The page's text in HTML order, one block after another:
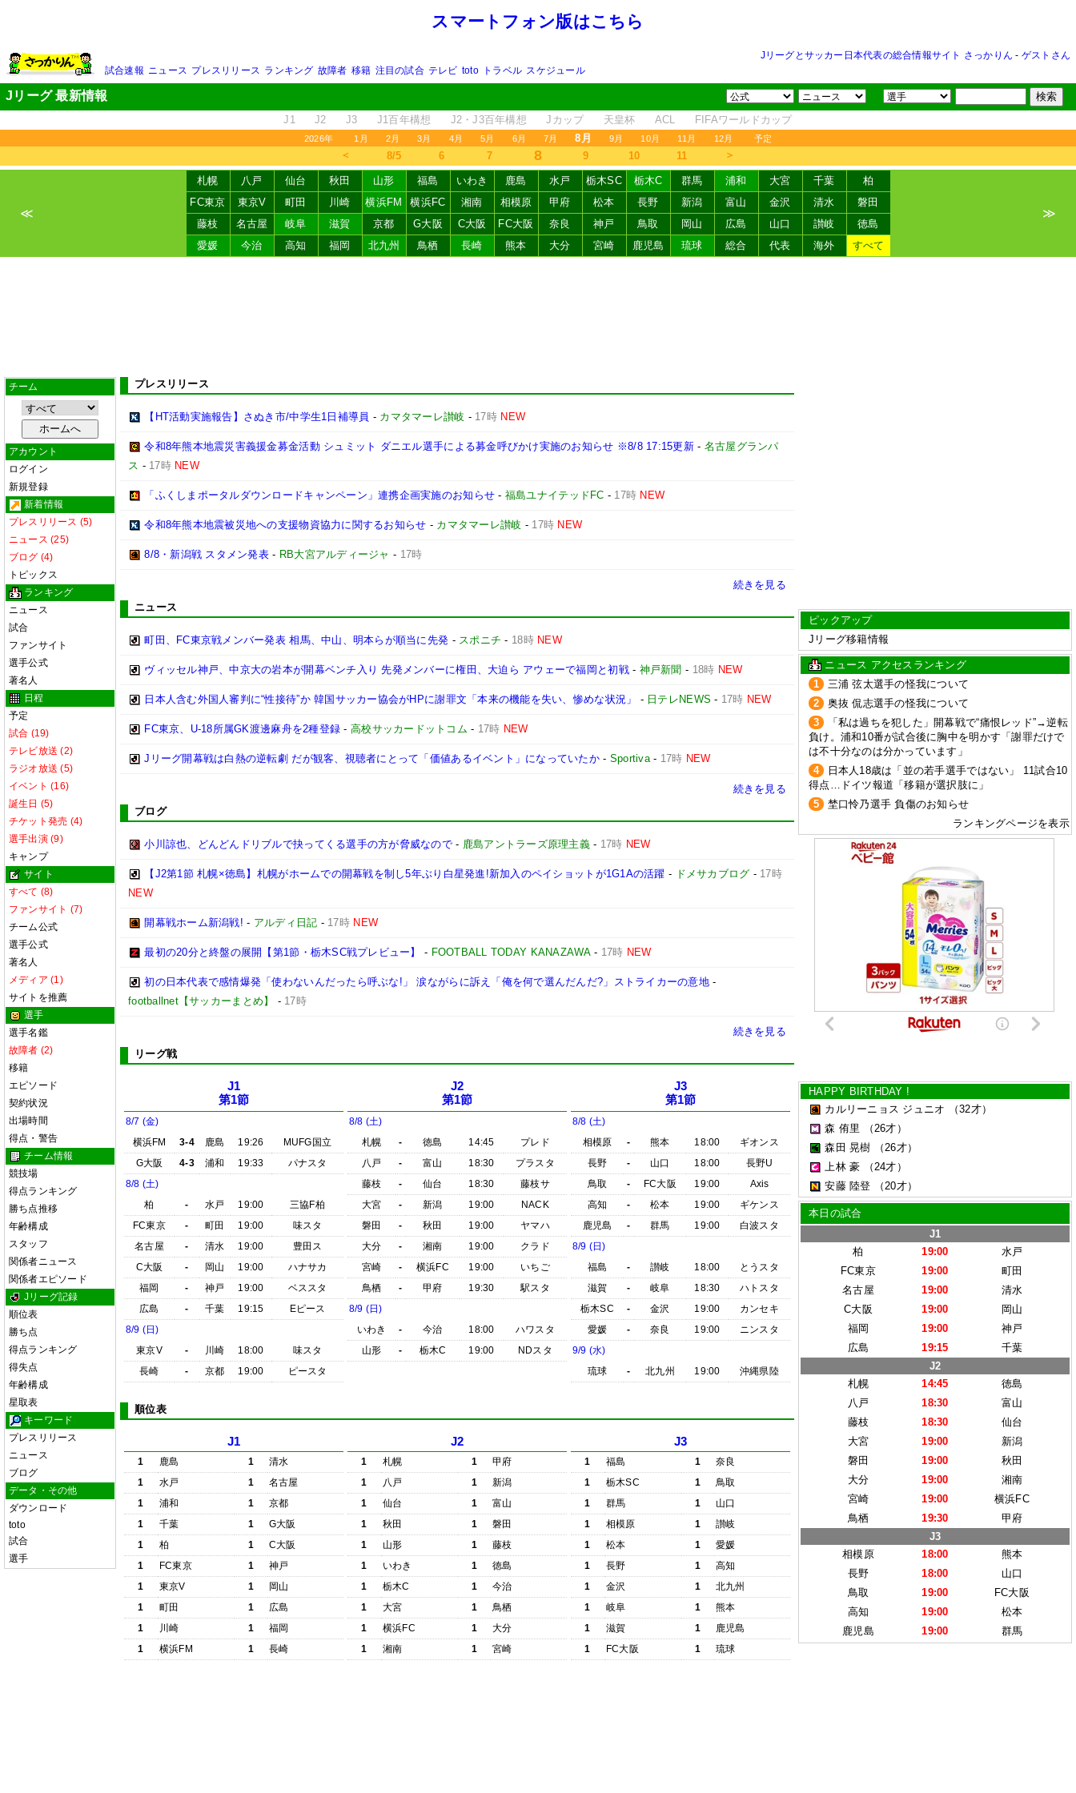
スマートフォン版はこちら
Jリーグとサッカー日本代表の総合情報サイト さっかりん - ゲストさん
試合速報 ニュース プレスリリース ランキング 故障者 移籍 注目の試合 テレビ toto トラベル スケジュール
Jリーグ 最新情報
J1 J2 J3 J1百年構想 J2・J3百年構想 Jカップ 天皇杯 ACL FIFAワールドカップ
2026年 1月 2月 3月 4月 5月 6月 7月 8月 9月 10月 11月 12月 予定
＜ 8/5 6 7 8 9 10 11 ＞
≪
札幌 八戸 仙台 秋田 山形 福島 いわき 鹿島 水戸 栃木SC 栃木C 群馬 浦和 大宮 千葉
柏
FC東京
東京V 町田 川崎 横浜FM 横浜FC 湘南 相模原 甲府 松本 長野 新潟 富山 金沢 清水
磐田
藤枝
名古屋 岐阜 滋賀 京都 G大阪 C大阪 FC大阪 奈良 神戸 鳥取 岡山 広島 山口 讃岐
徳島
愛媛
今治 高知 福岡 北九州 鳥栖 長崎 熊本 大分 宮崎 鹿児島 琉球 総合 代表 海外 すべて
≫
チーム
アカウント
ログイン
新規登録
新着情報
プレスリリース (5)
ニュース (25)
ブログ (4)
トピックス
ランキング
ニュース
試合
ファンサイト
選手公式
著名人
日程
予定
試合 (19)
テレビ放送 (2)
ラジオ放送 (5)
イベント (16)
誕生日 (5)
チケット発売 (4)
選手出演 (9)
キャンプ
サイト
すべて (8)
ファンサイト (7)
チーム公式
選手公式
著名人
メディア (1)
サイトを推薦
選手
選手名鑑
故障者 (2)
移籍
エピソード
契約状況
出場時間
得点・警告
チーム情報
競技場
得点ランキング
勝ち点推移
年齢構成
スタッフ
関係者ニュース
関係者エピソード
Jリーグ記録
順位表
勝ち点
得点ランキング
得失点
年齢構成
星取表
キーワード
プレスリリース
ニュース
ブログ
データ・その他
ダウンロード
toto
試合
選手
プレスリリース
【HT活動実施報告】さぬき市/中学生1日補導員 - カマタマーレ讃岐 - 17時 NEW
令和8年熊本地震災害義援金募金活動 シュミット ダニエル選手による募金呼びかけ実施のお知らせ ※8/8 17:15更新 - 名古屋グランパ
ス - 17時 NEW
「ふくしまポータルダウンロードキャンペーン」連携企画実施のお知らせ - 福島ユナイテッドFC - 17時 NEW
令和8年熊本地震被災地への支援物資協力に関するお知らせ - カマタマーレ讃岐 - 17時 NEW
8/8・新潟戦 スタメン発表 - RB大宮アルディージャ - 17時
続きを見る
ニュース
町田、FC東京戦メンバー発表 相馬、中山、明本らが順当に先発 - スポニチ - 18時 NEW
ヴィッセル神戸、中京大の岩本が開幕ベンチ入り 先発メンバーに権田、大迫ら アウェーで福岡と初戦- 神戸新聞 - 18時 NEW
日本人含む外国人審判に“性接待”か 韓国サッカー協会がHPに謝罪文「本来の機能を失い、惨めな状況」 - 日テレNEWS - 17時 NEW
FC東京、U-18所属GK渡邊麻舟を2種登録 - 高校サッカードットコム - 17時 NEW
Jリーグ開幕戦は白熱の逆転劇 だが観客、視聴者にとって「価値あるイベント」になっていたか - Sportiva- 17時 NEW
続きを見る
ブログ
小川諒也、どんどんドリブルで抉ってくる選手の方が脅威なので - 鹿島アントラーズ原理主義 - 17時 NEW
【J2第1節 札幌×徳島】札幌がホームでの開幕戦を制し5年ぶり白星発進!新加入のペイショットが1G1Aの活躍 - ドメサカブログ - 17時
NEW
開幕戦ホーム新潟戦! - アルディ日記 - 17時 NEW
最初の20分と終盤の展開【第1節・栃木SC戦プレビュー】 - FOOTBALL TODAY KANAZAWA- 17時 NEW
初の日本代表で感情爆発「使わないんだったら呼ぶな!」 涙ながらに訴え「俺を何で選んだんだ?」ストライカーの意地-
footballnet【サッカーまとめ】
- 17時
続きを見る
リーグ戦
J1
第1節
8/7 (金)
横浜FM
3-4 鹿島 19:26
MUFG国立
G大阪
4-3 浦和 19:33
パナスタ
8/8 (土)
柏
- 水戸 19:00
三協F柏
FC東京
- 町田 19:00
味スタ
名古屋
- 清水 19:00
豊田ス
C大阪
- 岡山 19:00
ハナサカ
福岡
- 神戸 19:00
ベススタ
広島
- 千葉 19:15
Eピース
8/9 (日)
東京V
- 川崎 18:00
味スタ
長崎
- 京都 19:00 ピースタ
J2
第1節
8/8 (土)
札幌
- 徳島 14:45
プレド
八戸
- 富山 18:30
プラスタ
藤枝
- 仙台 18:30
藤枝サ
大宮
- 新潟 19:00
NACK
磐田
- 秋田 19:00
ヤマハ
大分
- 湘南 19:00
クラド
宮崎
- 横浜FC 19:00
いちご
鳥栖
- 甲府 19:30
駅スタ
8/9 (日)
いわき
- 今治 18:00
ハワスタ
山形
- 栃木C 19:00 NDスタ
J3
第1節
8/8 (土)
相模原
- 熊本 18:00
ギオンス
長野
- 山口 18:00
長野U
鳥取
- FC大阪 19:00
Axis
高知
- 松本 19:00
ギケンス
鹿児島
- 群馬 19:00
白波スタ
8/9 (日)
福島
- 讃岐 18:00
とうスタ
滋賀
- 岐阜 18:30
ハトスタ
栃木SC
- 金沢 19:00
カンセキ
愛媛
- 奈良 19:00
ニンスタ
9/9 (水)
琉球
- 北九州 19:00 沖縄県陸
順位表
J1
1 鹿島 1
清水
1
水戸 1
名古屋
1
浦和 1
京都
1
千葉 1
G大阪
1
柏 1
C大阪
1
FC東京 1
神戸
1
東京V 1
岡山
1
町田 1
広島
1
川崎 1
福岡
1
横浜FM 1 長崎
J2
1 札幌 1
甲府
1
八戸 1
新潟
1
仙台 1
富山
1
秋田 1
磐田
1
山形 1
藤枝
1
いわき 1
徳島
1
栃木C 1
今治
1
大宮 1
鳥栖
1
横浜FC 1
大分
1
湘南 1 宮崎
J3
1 福島 1
奈良
1
栃木SC 1
鳥取
1
群馬 1
山口
1
相模原 1
讃岐
1
松本 1
愛媛
1
長野 1
高知
1
金沢 1
北九州
1
岐阜 1
熊本
1
滋賀 1
鹿児島
1
FC大阪 1 琉球
ピックアップ
Jリーグ移籍情報
ニュース アクセスランキング
1
三浦 弦太選手の怪我について
2
奥抜 侃志選手の怪我について
3
「私は過ちを犯した」開幕戦で“痛恨レッド”→逆転
負け。浦和10番が試合後に胸中を明かす「謝罪だけで
は不十分なのは分かっています」
4
日本人18歳は「並の若手選手ではない」 11試合10
得点…ドイツ報道「移籍が選択肢に」
5
埜口怜乃選手 負傷のお知らせ
ランキングページを表示
HAPPY BIRTHDAY !
カルリーニョス ジュニオ
（32才）
森 侑里
（26才）
森田 晃樹
（26才）
上林 豪
（24才）
安藤 陸登
（20才）
本日の試合
J1
柏
19:00
水戸
FC東京
19:00
町田
名古屋
19:00
清水
C大阪
19:00
岡山
福岡
19:00
神戸
広島
19:15
千葉
J2
札幌
14:45
徳島
八戸
18:30
富山
藤枝
18:30
仙台
大宮
19:00
新潟
磐田
19:00
秋田
大分
19:00
湘南
宮崎
19:00
横浜FC
鳥栖
19:30
甲府
J3
相模原
18:00
熊本
長野
18:00
山口
鳥取
19:00
FC大阪
高知
19:00
松本
鹿児島
19:00 群馬